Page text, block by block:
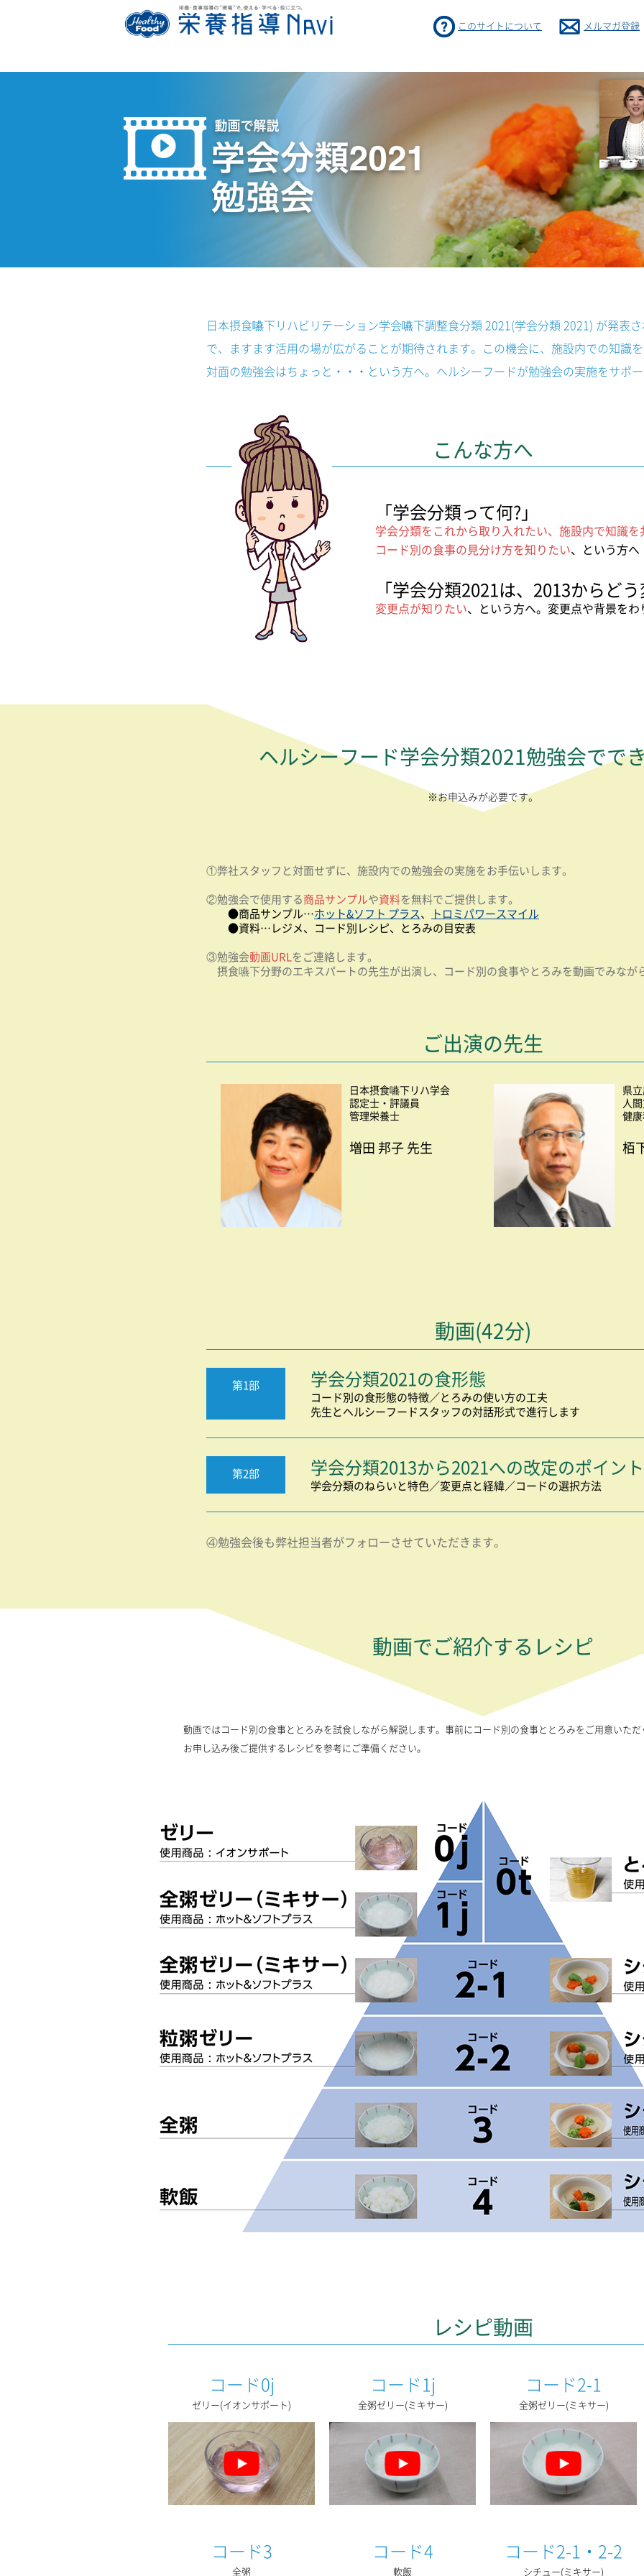
このサイトについて メルマガ登録
日本摂食嚥下リハビリテーション学会嚥下調整食分類 2021(学会分類 2021) が発表
で、ますます活用の場が広がることが期待されます。この機会に、施設内での知識
対面の勉強会はちょっと・・・という方ヘ。へルシーフードが勉強会の実施をサポ
こんな方へ
「学会分類って何?」
学会分類をこれから取り入れたい、施設内で知識を
コード別の食事の見分け方を知りたい、という方へ
「学会分類2021は、2013からど
変更点が知りたい、という方へ。変更点や背景を
ヘルシーフード学会分類2021勉強会でで
※お申込みが必要です。
①弊社スタッフと対面せずに、施設内での勉強会の実施をお手伝いします。
②勉強会で使用する 商品サンプルや資料を無料でご提供します。
●商品サンプル…ホット&ソフト プラス 、
トロミパワースマイル
●資料…レジメ、コード別レシピ、とろみの目安表
③勉強会動画URL をご連絡します。
摂食嚥下分野のエキスパートの先生が出演し、コード別の食事やとろみを動画でみなが
ご出演の先生
日本摂食嚥下リハ学会
認定士・評議員
管理栄養士
増田 邦子 先生
県
人
健
栢
動画(42分)
第1部 学会分類2021の食形態
コード別の食形態の特徴／とろみの使い方の工夫
先生とヘルシーフードスタッフの対話形式で進行します
第2部 学会分類2013から2021への改定のポイント
学会分類のねらいと特色／変更点と経緯／コードの選択方法
④勉強会後も弊社担当者がフォローさせていただきます。
動画でご紹介するレシピ
動画ではコード別の食事ととろみを試食しながら解説します。事前にコード別の食事ととろみをご用意いた
お申し込み後ご提供するレシピを参考にご準備ください。
レシピ動画
コード0j
ゼリー(イオンサポート)
コード1j
全粥ゼリー(ミキサー)
コード2-1
全粥ゼリー(ミキサー)
コード3
全粥
コード4
軟飯
コード2-1・2-2
シチュー(ミキサー)